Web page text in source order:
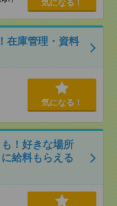
気になる！
在庫管理・資料
気になる！
！好きな場所
給料もらえる